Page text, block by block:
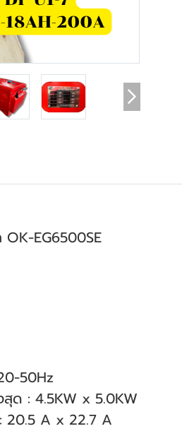
EG6500SE
50Hz
สุด : 4.5KW x 5.0KW
20.5 A x 22.7 A